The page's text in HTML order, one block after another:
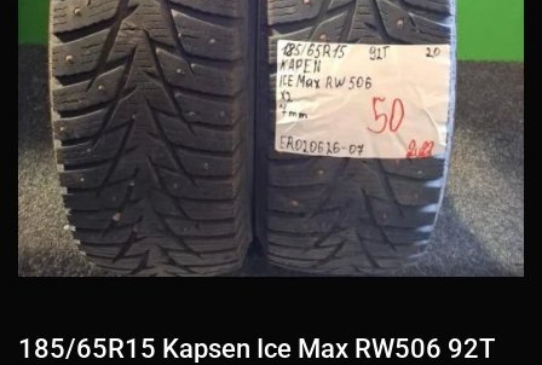
185/65R15 Kapsen Ice Max RW506 92T